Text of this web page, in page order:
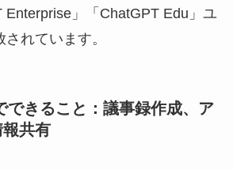
Enterprise」「ChatGPT Edu」ユ
れています。
きること：議事録作成、ア
共有